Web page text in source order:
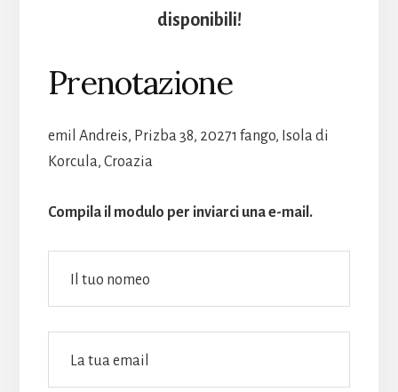
disponibili!
Prenotazione
emil Andreis, Prizba 38, 20271 fango, Isola di
Korcula, Croazia
Compila il modulo per inviarci una e-mail.